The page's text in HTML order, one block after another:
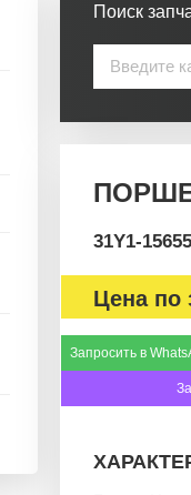
Поиск
31Y1-15655
Цена по
Запросить в